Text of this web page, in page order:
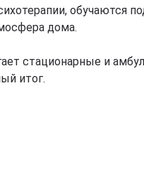
обучаются
дома.
стационарные и
итог.